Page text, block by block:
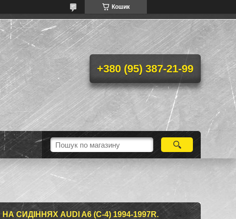
Кошик
+380 (95) 387-21-99
СИДІННЯХ AUDI A6 (С-4) 1994-1997R.